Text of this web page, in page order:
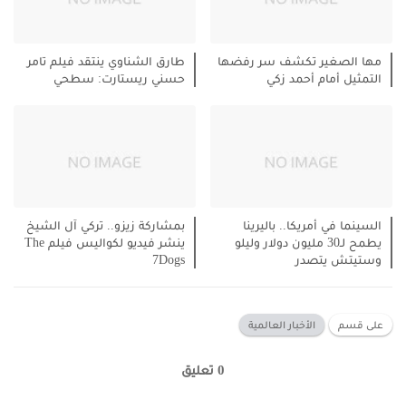
مها الصغير تكشف سر رفضها
التمثيل أمام أحمد زكي
طارق الشناوي ينتقد فيلم تامر
حسني ريستارت: سطحي
السينما في أمريكا.. باليرينا
يطمح لـ30 مليون دولار وليلو
وستيتش يتصدر
بمشاركة زيزو.. تركي آل الشيخ
ينشر فيديو لكواليس فيلم The
7Dogs
على قسم الأخبار العالمية
0 تعليق